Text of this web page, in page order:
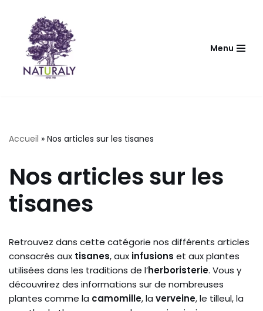
contenu
Menu
Accueil » Nos articles sur les tisanes
Nos articles sur les
tisanes
Retrouvez dans cette catégorie nos différents articles
consacrés aux tisanes, aux infusions et aux plantes
utilisées dans les traditions de l’herboristerie. Vous y
découvrirez des informations sur de nombreuses
plantes comme la camomille, la verveine, le tilleul, la